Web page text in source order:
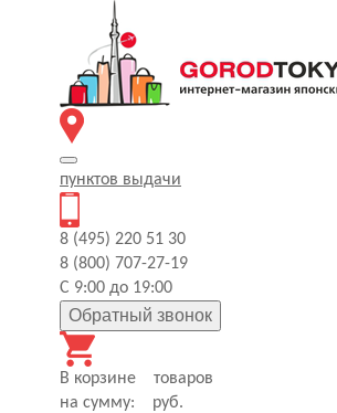
пунктов выдачи
8 (495) 220 51 30
8 (800) 707-27-19
С 9:00 до 19:00
Обратный звонок
В корзине
товаров
на сумму:
руб.